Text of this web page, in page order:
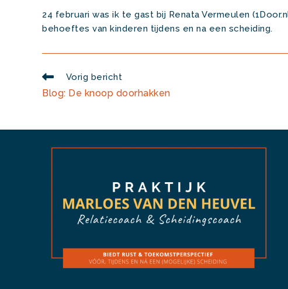
24 februari was ik te gast bij Renata Vermeulen
behoeftes van kinderen tijdens en na een scheiding.
Lees
meer
artikelen
Vorig bericht
Blog: De knoop doorhakken